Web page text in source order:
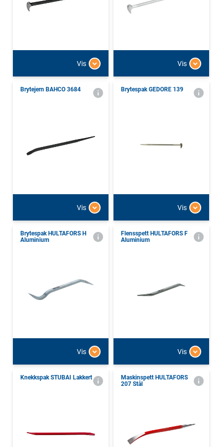
Vis Vis
Brytejern BAHCO 3684
Vis
Brytespak GEDORE 139
Vis
Brytespak HULTAFORS H
Aluminium
Vis
Flensspett HULTAFORS F
Aluminium
Vis
Knekkspak STUBAI Lakkert
Maskinspett HULTAFORS
207 Stål